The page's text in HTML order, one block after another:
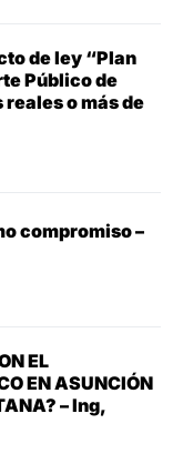
de ley “Plan
Público de
o más de
compromiso –
EL
EN ASUNCIÓN
– Ing,